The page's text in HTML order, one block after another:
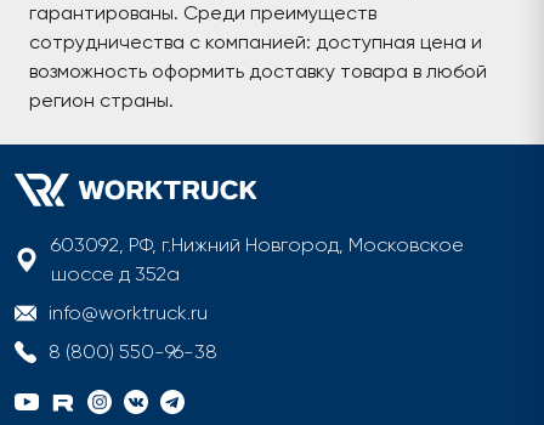
гарантированы. Среди преимуществ
сотрудничества с компанией: доступная цена и
возможность оформить доставку товара в любой
регион страны.
603092, РФ, г.Нижний Новгород, Московское
шоссе д 352а
info@worktruck.ru
8 (800) 550-96-38